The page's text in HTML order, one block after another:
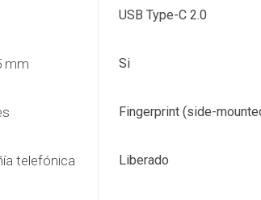
USB Type-C 2.0
mm Si
Fingerprint (side-
telefónica Liberado